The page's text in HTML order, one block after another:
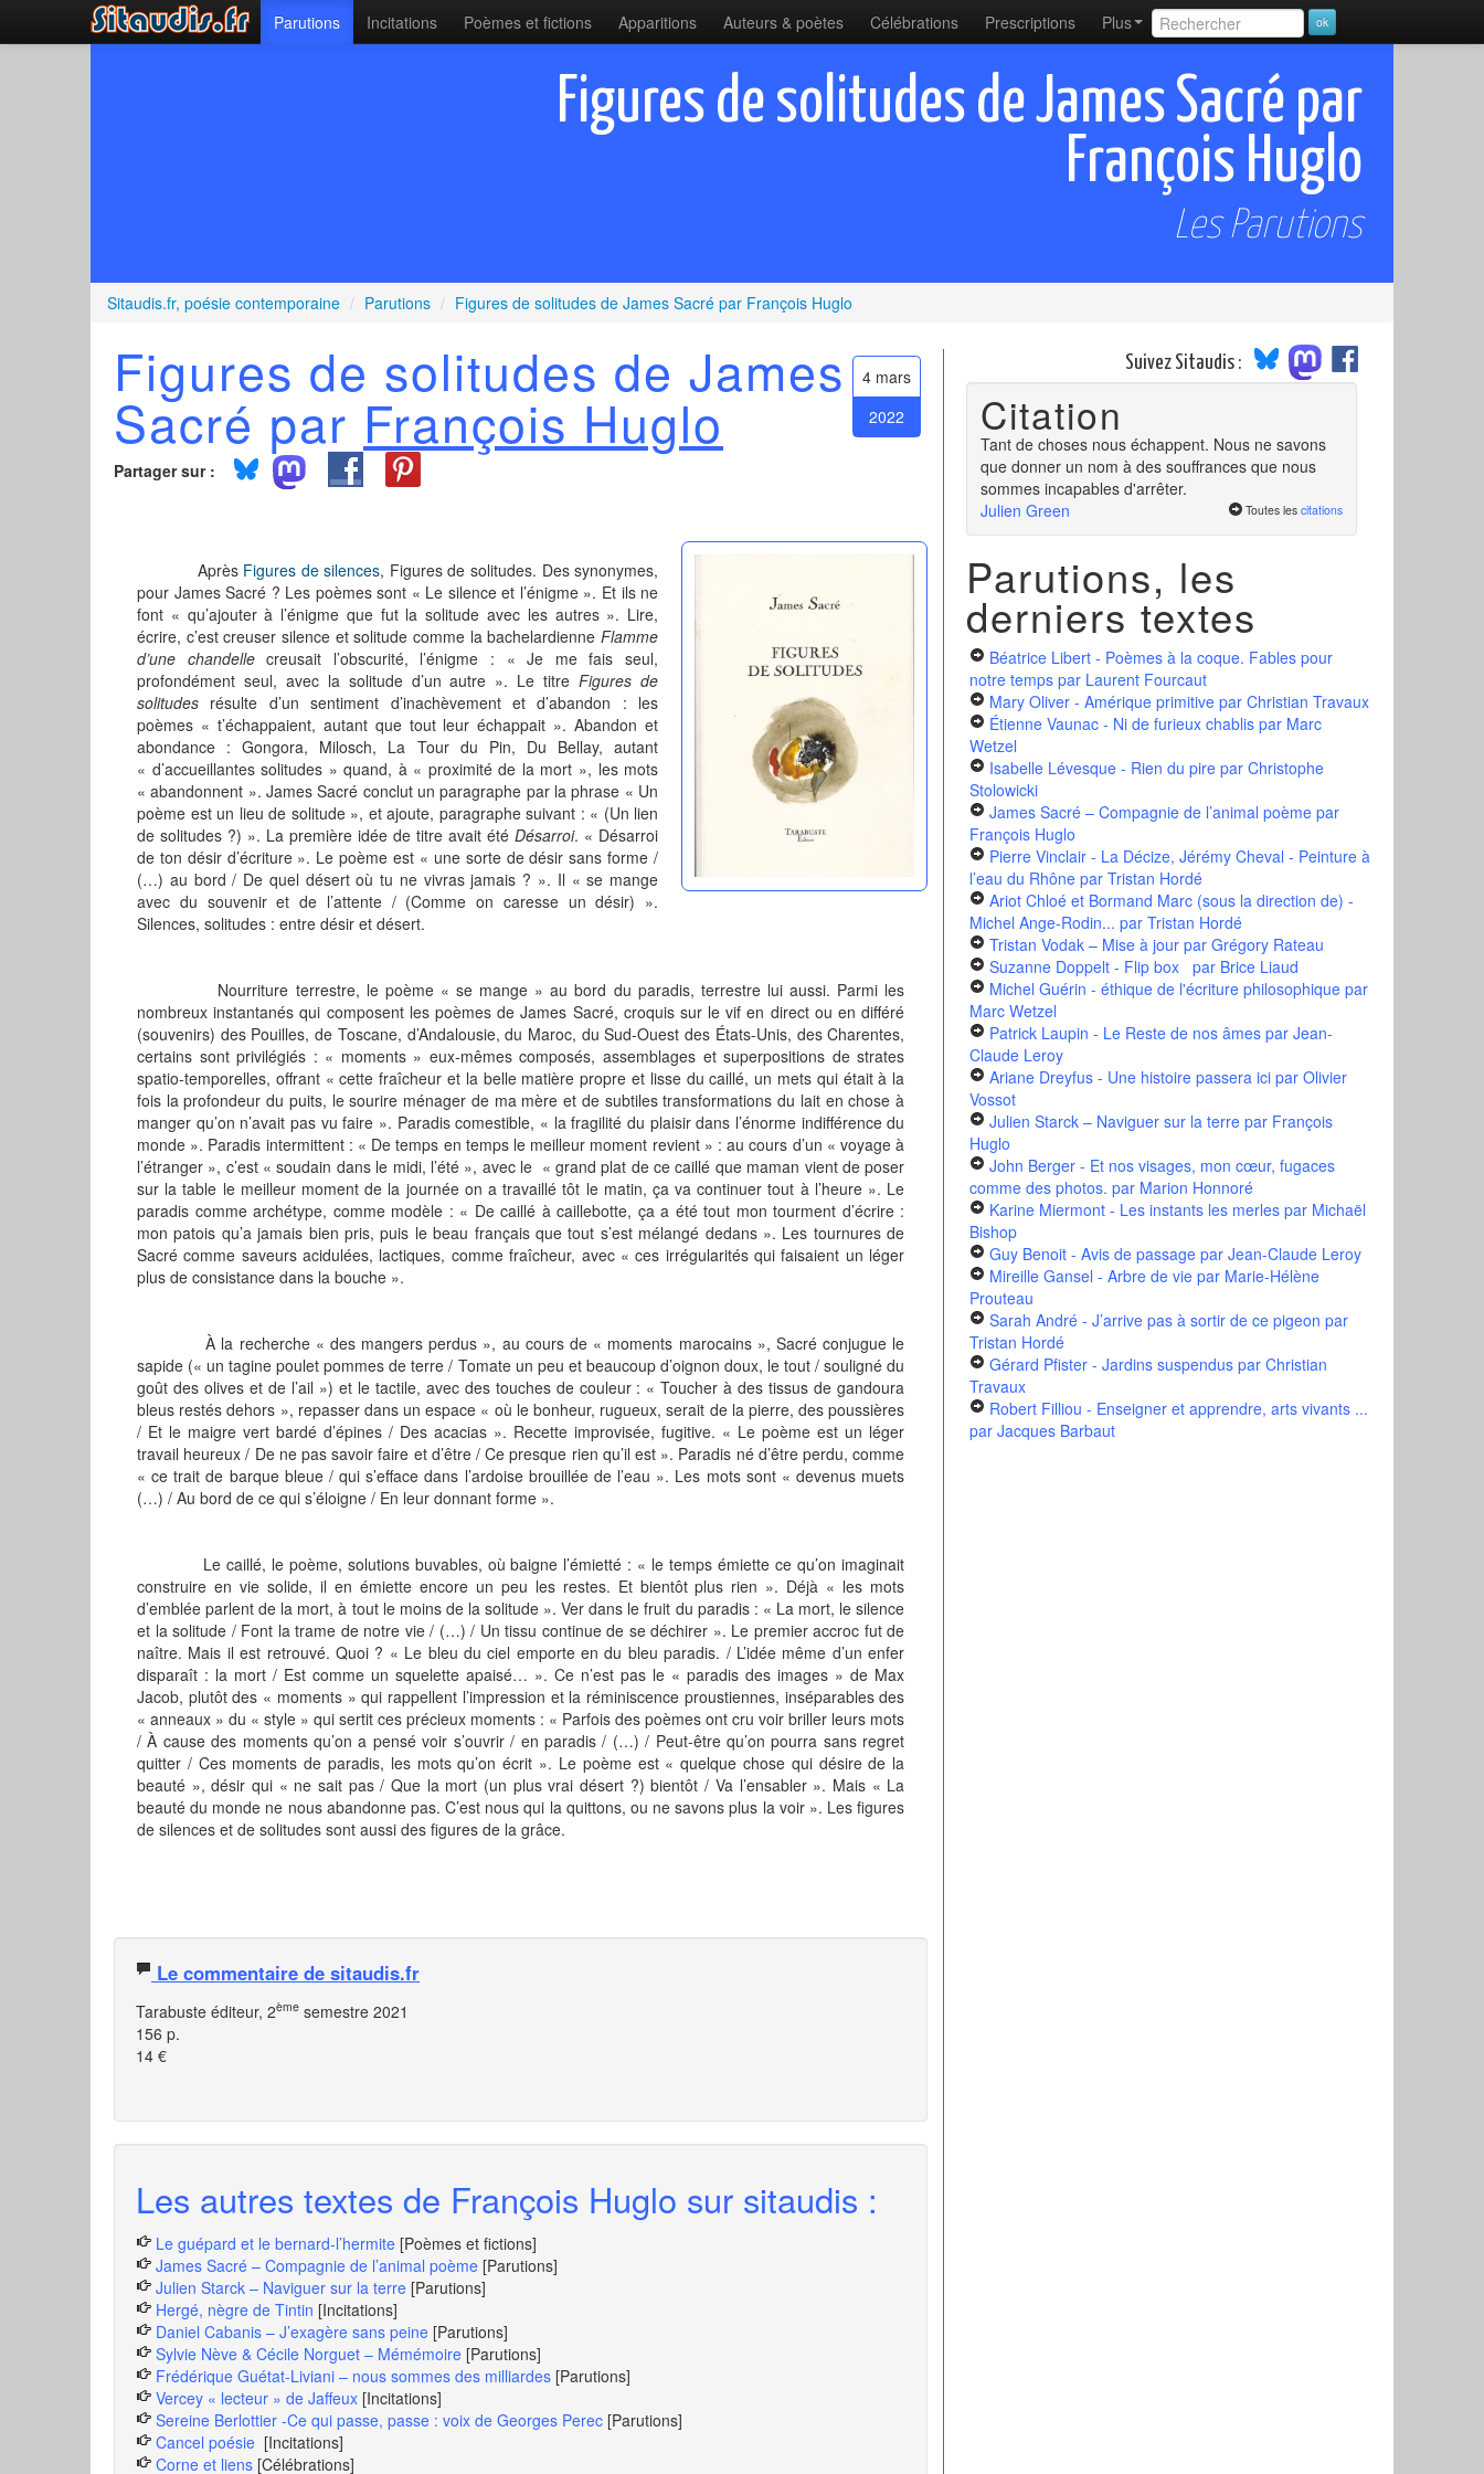
Parutions Incitations Poèmes et fictions Apparitions Auteurs & poètes Célébrations Prescriptions Plus
Figures de solitudes de James Sacré par
François Huglo
Les Parutions
Sitaudis.fr, poésie contemporaine / Parutions / Figures de solitudes de James Sacré par François Huglo
4 mars
2022
Figures de solitudes de James
Sacré par François Huglo
Partager sur :
Après Figures de silences, Figures de solitudes. Des synonymes,
pour James Sacré ? Les poèmes sont « Le silence et l’énigme ». Et ils ne
font « qu’ajouter à l’énigme que fut la solitude avec les autres ». Lire,
écrire, c’est creuser silence et solitude comme la bachelardienneFlamme
d’une chandellecreusait l’obscurité, l’énigme : « Je me fais seul,
profondément seul, avec la solitude d’un autre ». Le titreFigures de
solitudes résulte d’un sentiment d’inachèvement et d’abandon : les
poèmes « t’échappaient, autant que tout leur échappait ». Abandon et
abondance : Gongora, Milosch, La Tour du Pin, Du Bellay, autant
« d’accueillantes solitudes » quand, à « proximité de la mort », les mots
« abandonnent ». James Sacré conclut un paragraphe par la phrase « Un
poème est un lieu de solitude », et ajoute, paragraphe suivant : « (Un lien
de solitudes ?) ». La première idée de titre avait étéDésarroi. « Désarroi
de ton désir d’écriture ». Le poème est « une sorte de désir sans forme /
(…) au bord / De quel désert où tu ne vivras jamais ? ». Il « se mange
avec du souvenir et de l’attente / (Comme on caresse un désir) ».
Silences, solitudes : entre désir et désert.
Nourriture terrestre, le poème « se mange » au bord du paradis, terrestre lui aussi. Parmi les
nombreux instantanés qui composent les poèmes de James Sacré, croquis sur le vif en direct ou en différé
(souvenirs) des Pouilles, de Toscane, d’Andalousie, du Maroc, du Sud-Ouest des États-Unis, des Charentes,
certains sont privilégiés : « moments » eux-mêmes composés, assemblages et superpositions de strates
spatio-temporelles, offrant « cette fraîcheur et la belle matière propre et lisse du caillé, un mets qui était à la
fois la profondeur du puits, le sourire ménager de ma mère et de subtiles transformations du lait en chose à
manger qu’on n’avait pas vu faire ». Paradis comestible, « la fragilité du plaisir dans l’énorme indifférence du
monde ». Paradis intermittent : « De temps en temps le meilleur moment revient » : au cours d’un « voyage à
l’étranger », c’est « soudain dans le midi, l’été », avec le « grand plat de ce caillé que maman vient de poser
sur la table le meilleur moment de la journée on a travaillé tôt le matin, ça va continuer tout à l’heure ». Le
paradis comme archétype, comme modèle : « De caillé à caillebotte, ça a été tout mon tourment d’écrire :
mon patois qu’a jamais bien pris, puis le beau français que tout s’est mélangé dedans ». Les tournures de
Sacré comme saveurs acidulées, lactiques, comme fraîcheur, avec « ces irrégularités qui faisaient un léger
plus de consistance dans la bouche ».
À la recherche « des mangers perdus », au cours de « moments marocains », Sacré conjugue le
sapide (« un tagine poulet pommes de terre / Tomate un peu et beaucoup d’oignon doux, le tout / souligné du
goût des olives et de l’ail ») et le tactile, avec des touches de couleur : « Toucher à des tissus de gandoura
bleus restés dehors », repasser dans un espace « où le bonheur, rugueux, serait de la pierre, des poussières
/ Et le maigre vert bardé d’épines / Des acacias ». Recette improvisée, fugitive. « Le poème est un léger
travail heureux / De ne pas savoir faire et d’être / Ce presque rien qu’il est ». Paradis né d’être perdu, comme
« ce trait de barque bleue / qui s’efface dans l’ardoise brouillée de l’eau ». Les mots sont « devenus muets
(…) / Au bord de ce qui s’éloigne / En leur donnant forme ».
Le caillé, le poème, solutions buvables, où baigne l’émietté : « le temps émiette ce qu’on imaginait
construire en vie solide, il en émiette encore un peu les restes. Et bientôt plus rien ». Déjà « les mots
d’emblée parlent de la mort, à tout le moins de la solitude ». Ver dans le fruit du paradis : « La mort, le silence
et la solitude / Font la trame de notre vie / (…) / Un tissu continue de se déchirer ». Le premier accroc fut de
naître. Mais il est retrouvé. Quoi ? « Le bleu du ciel emporte en du bleu paradis. / L’idée même d’un enfer
disparaît : la mort / Est comme un squelette apaisé… ». Ce n’est pas le « paradis des images » de Max
Jacob, plutôt des « moments » qui rappellent l’impression et la réminiscence proustiennes, inséparables des
« anneaux » du « style » qui sertit ces précieux moments : « Parfois des poèmes ont cru voir briller leurs mots
/ À cause des moments qu’on a pensé voir s’ouvrir / en paradis / (…) / Peut-être qu’on pourra sans regret
quitter / Ces moments de paradis, les mots qu’on écrit ». Le poème est « quelque chose qui désire de la
beauté », désir qui « ne sait pas / Que la mort (un plus vrai désert ?) bientôt / Va l’ensabler ». Mais « La
beauté du monde ne nous abandonne pas. C’est nous qui la quittons, ou ne savons plus la voir ». Les figures
de silences et de solitudes sont aussi des figures de la grâce.
Le commentaire de sitaudis.fr
Tarabuste éditeur, 2ème semestre 2021
156 p.
14 €
Les autres textes de François Huglo sur sitaudis :
Le guépard et le bernard-l’hermite [Poèmes et fictions]
James Sacré – Compagnie de l’animal poème [Parutions]
Julien Starck – Naviguer sur la terre [Parutions]
Hergé, nègre de Tintin [Incitations]
Daniel Cabanis – J’exagère sans peine [Parutions]
Sylvie Nève & Cécile Norguet – Mémémoire [Parutions]
Frédérique Guétat-Liviani – nous sommes des milliardes [Parutions]
Vercey « lecteur » de Jaffeux [Incitations]
Sereine Berlottier -Ce qui passe, passe : voix de Georges Perec [Parutions]
Cancel poésie [Incitations]
Corne et liens [Célébrations]
Suivez Sitaudis :
Citation
Tant de choses nous échappent. Nous ne savons
que donner un nom à des souffrances que nous
sommes incapables d'arrêter.
Julien Green
Toutes les citations
Parutions, les
derniers textes
Béatrice Libert - Poèmes à la coque. Fables pour
notre tempspar Laurent Fourcaut
Mary Oliver - Amérique primitivepar Christian Travaux
Étienne Vaunac - Ni de furieux chablispar Marc
Wetzel
Isabelle Lévesque - Rien du pirepar Christophe
Stolowicki
James Sacré – Compagnie de l’animal poèmepar
François Huglo
Pierre Vinclair - La Décize, Jérémy Cheval - Peinture à
l’eau du Rhônepar Tristan Hordé
Ariot Chloé et Bormand Marc (sous la direction de) -
Michel Ange-Rodin... par Tristan Hordé
Tristan Vodak – Mise à jourpar Grégory Rateau
Suzanne Doppelt - Flip box par Brice Liaud
Michel Guérin - éthique de l'écriture philosophiquepar
Marc Wetzel
Patrick Laupin - Le Reste de nos âmespar Jean-
Claude Leroy
Ariane Dreyfus - Une histoire passera icipar Olivier
Vossot
Julien Starck – Naviguer sur la terrepar François
Huglo
John Berger - Et nos visages, mon cœur, fugaces
comme des photos. par Marion Honnoré
Karine Miermont - Les instants les merlespar Michaël
Bishop
Guy Benoit - Avis de passagepar Jean-Claude Leroy
Mireille Gansel - Arbre de viepar Marie-Hélène
Prouteau
Sarah André - J’arrive pas à sortir de ce pigeon par
Tristan Hordé
Gérard Pfister - Jardins suspenduspar Christian
Travaux
Robert Filliou - Enseigner et apprendre, arts vivants ...
par Jacques Barbaut